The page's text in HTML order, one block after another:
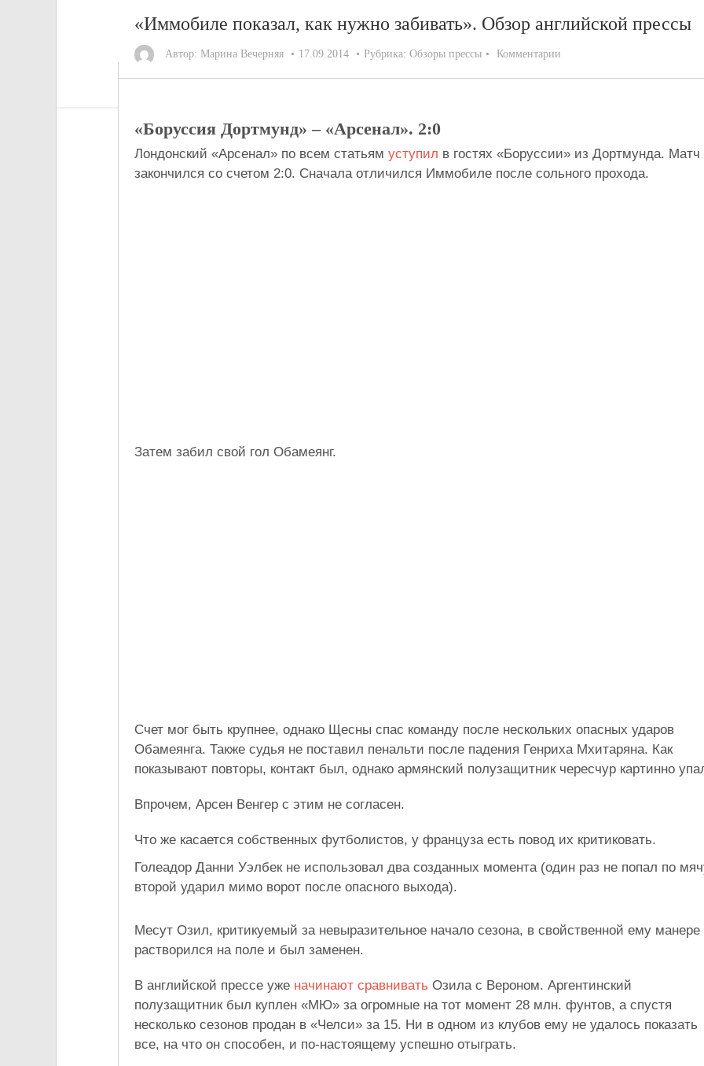
«Иммобиле показал, как нужно забивать». Обзор английской прессы
Автор: Марина Вечерняя 17.09.2014 Рубрика: Обзоры прессы Комментарии
«Боруссия Дортмунд» – «Арсенал». 2:0
Лондонский «Арсенал» по всем статьям уступил в гостях «Боруссии» из Дортмунда. Матч
закончился со счетом 2:0. Сначала отличился Иммобиле после сольного прохода.
Затем забил свой гол Обамеянг.
Счет мог быть крупнее, однако Щесны спас команду после нескольких опасных ударов
Обамеянга. Также судья не поставил пенальти после падения Генриха Мхитаряна. Как
показывают повторы, контакт был, однако армянский полузащитник чересчур картинно
Впрочем, Арсен Венгер с этим не согласен.
Что же касается собственных футболистов, у француза есть повод их критиковать.
Голеадор Данни Уэлбек не использовал два созданных момента (один раз не попал по
второй ударил мимо ворот после опасного выхода).
Месут Озил, критикуемый за невыразительное начало сезона, в свойственной ему манере
растворился на поле и был заменен.
В английской прессе уже начинают сравнивать Озила с Вероном. Аргентинский
полузащитник был куплен «МЮ» за огромные на тот момент 28 млн. фунтов, а спустя
несколько сезонов продан в «Челси» за 15. Ни в одном из клубов ему не удалось показать
все, на что он способен, и по-настоящему успешно отыграть.